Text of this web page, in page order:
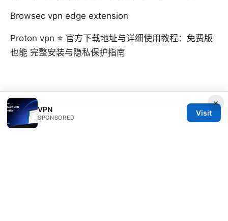
Browsec vpn edge extension
Proton vpn ⭐ 官方下载地址与详细使用教程：免费版
也能 完整安装与隐私保护指南
×
VPN
SPONSORED
Visit
© SFPACKAGE 2026 V.1